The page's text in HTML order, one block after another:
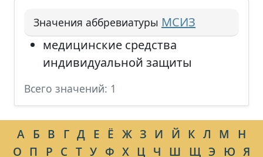
Значения аббревиатуры МСИЗ
медицинские средства
индивидуальной защиты
Всего значений: 1
А Б В Г Д Е Ё Ж З И Й К Л М
Н
О П Р С Т У Ф Х Ц Ч Ш Щ Э Ю Я